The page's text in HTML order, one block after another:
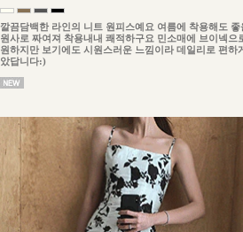
깔끔담백한 라인의 니트 원피스예요 여름에 착용해도
원사로 짜여져 착용내내 쾌적하구요 민소매에 브이넥으
원하지만 보기에도 시원스러운 느낌이라 데일리로 편하
았답니다:)